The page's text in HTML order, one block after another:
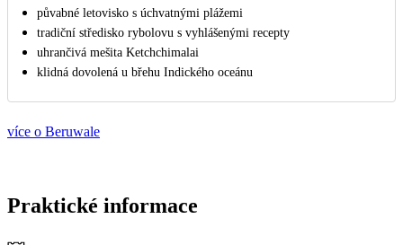
půvabné letovisko s úchvatnými plážemi
tradiční středisko rybolovu s vyhlášenými recepty
uhrančivá mešita Ketchchimalai
klidná dovolená u břehu Indického oceánu
více o Beruwale
Praktické informace